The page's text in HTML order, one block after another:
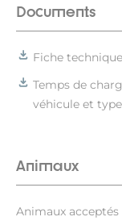
Documents
Fiche
Temps de
véhicule et
Animaux
Animaux acceptés